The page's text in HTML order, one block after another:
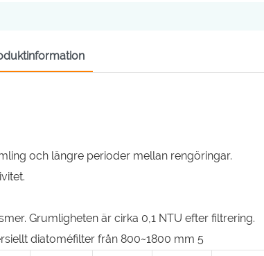
och längre perioder mellan rengöringar.
Grumligheten är cirka 0,1 NTU efter filtrering.